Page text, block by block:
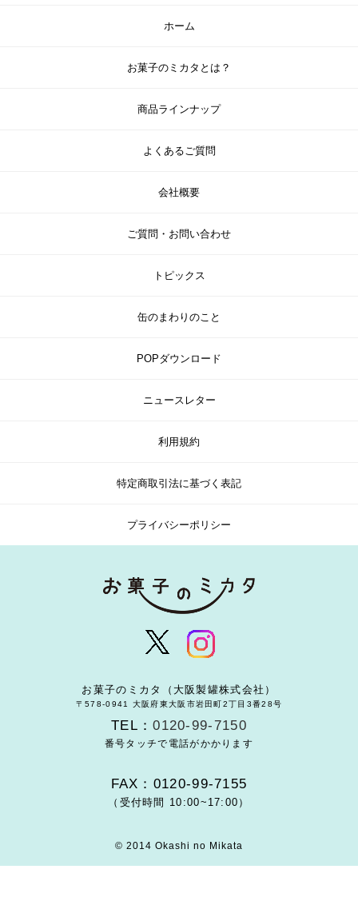
ホーム
お菓子のミカタとは？
商品ラインナップ
よくあるご質問
会社概要
ご質問・お問い合わせ
トピックス
缶のまわりのこと
POPダウンロード
ニュースレター
利用規約
特定商取引法に基づく表記
プライバシーポリシー
お菓子のミカタ（大阪製罐株式会社）
〒578-0941 大阪府東大阪市岩田町2丁目3番28号
TEL：0120-99-7150
番号タッチで電話がかかります
FAX：0120-99-7155
（受付時間 10:00~17:00）
© 2014 Okashi no Mikata